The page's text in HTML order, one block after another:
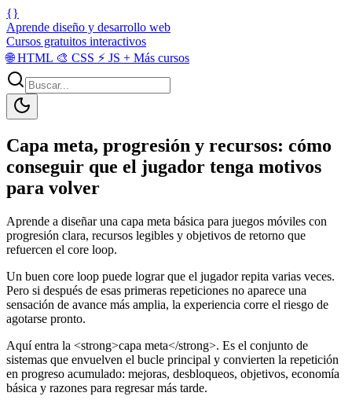
{}
Aprende diseño y desarrollo web
Cursos gratuitos interactivos
🌐HTML 🎨 CSS ⚡ JS + Más cursos
Capa meta, progresión y recursos: cómo
conseguir que el jugador tenga motivos
para volver
Aprende a diseñar una capa meta básica para juegos móviles con
progresión clara, recursos legibles y objetivos de retorno que
refuercen el core loop.
Un buen core loop puede lograr que el jugador repita varias veces.
Pero si después de esas primeras repeticiones no aparece una
sensación de avance más amplia, la experiencia corre el riesgo de
agotarse pronto.
Aquí entra la <strong>capa meta</strong>. Es el conjunto de
sistemas que envuelven el bucle principal y convierten la repetición
en progreso acumulado: mejoras, desbloqueos, objetivos, economía
básica y razones para regresar más tarde.